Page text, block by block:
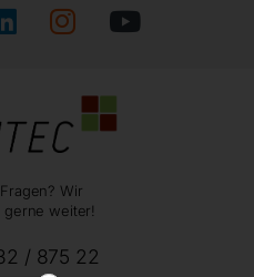
Wir
gerne weiter!
/ 875 22